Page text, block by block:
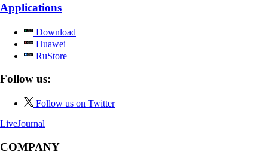
Applications
Download
Huawei
RuStore
Follow us:
Follow us on Twitter
LiveJournal
COMPANY